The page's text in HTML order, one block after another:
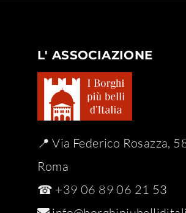
L' ASSOCIAZIONE
📍 Via Federico Rosazza,
Roma
☎ +39 06 89 06 21 53